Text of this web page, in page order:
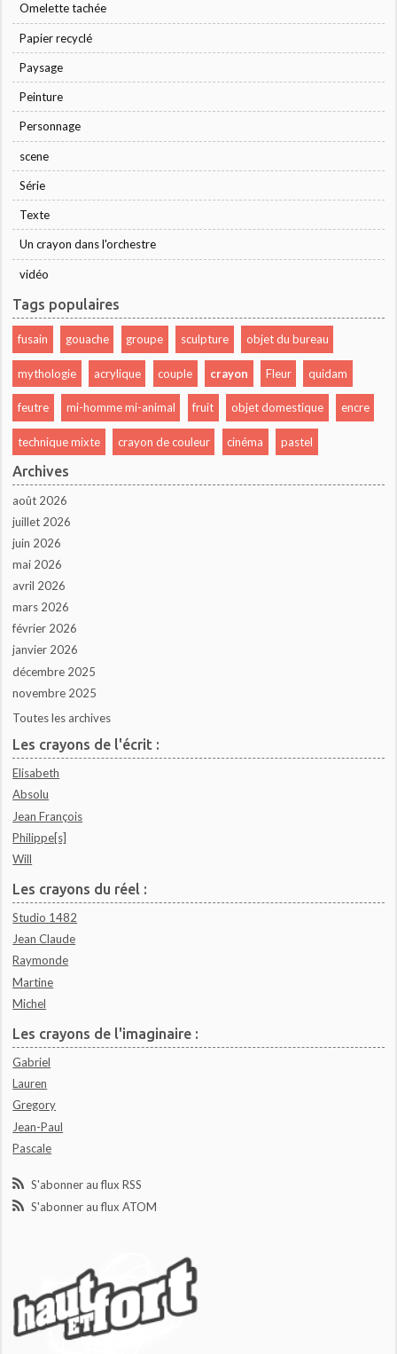
Omelette tachée
Papier recyclé
Paysage
Peinture
Personnage
scene
Série
Texte
Un crayon dans l'orchestre
vidéo
Tags populaires
fusain gouache groupe sculpture objet du bureau
mythologie acrylique couple crayon Fleur quidam
feutre mi-homme mi-animal fruit objet domestique encre
technique mixte crayon de couleur cinéma pastel
Archives
août 2026
juillet 2026
juin 2026
mai 2026
avril 2026
mars 2026
février 2026
janvier 2026
décembre 2025
novembre 2025
Toutes les archives
Les crayons de l'écrit :
Elisabeth
Absolu
Jean François
Philippe[s]
Will
Les crayons du réel :
Studio 1482
Jean Claude
Raymonde
Martine
Michel
Les crayons de l'imaginaire :
Gabriel
Lauren
Gregory
Jean-Paul
Pascale
S'abonner au flux RSS
S'abonner au flux ATOM